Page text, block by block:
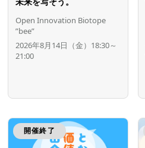
Open Innovation Biotope
”bee”
2026年8月14日（金）18:30～
21:00
開催終了